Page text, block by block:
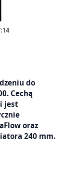
do
Cechą
jest
oraz
240 mm.